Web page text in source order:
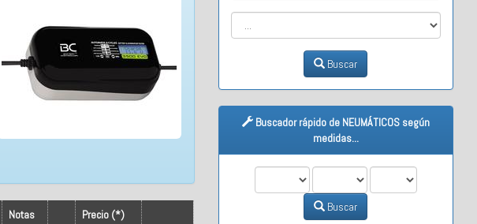
Notas Precio (*)
Buscar
Buscador rápido de NEUMÁTICOS según
medidas...
M1 M2 M3
Buscar